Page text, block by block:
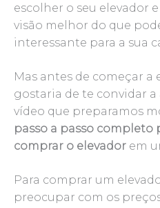
escolher o seu elevador
visão melhor do que
interessante para a sua
Mas antes de começar a
gostaria de te convidar a
vídeo que preparamos
passo a passo completo
comprar o elevador em
Para comprar um
preocupar com os